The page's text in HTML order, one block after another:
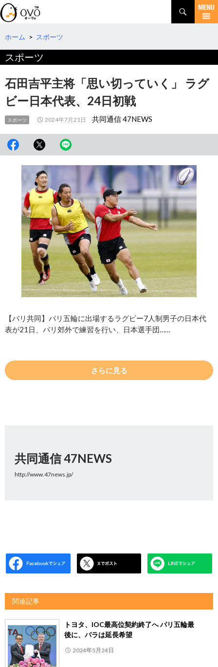
検
索
コ
テ
へ
移
動
ホーム > スポーツ
スポーツ
石田吉平主将「思い切っていく」 ラグ
ビー日本代表、24日初戦
スポーツ 2024年7月21日 共同通信 47NEWS
【パリ共同】パリ五輪に出場するラグビー7人制男子の日本代
表が21日、パリ郊外で練習を行い、日本選手団……
さらに見る
共同通信 47NEWS
http://www.47news.jp/
関連記事
トヨタ、IOC最高位契約終了へ パリ五輪最
後に、パラは延長希望
2024年5月24日